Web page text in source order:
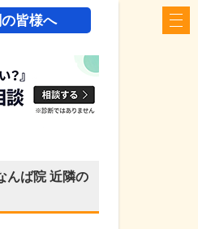
皆様へ
んば院近隣の